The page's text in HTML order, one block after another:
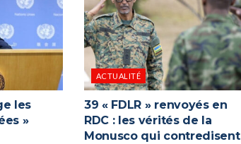
les
»
ACTUALITÉ
39 « FDLR » renvoyés en
RDC : les vérités de la
Monusco qui contredisent